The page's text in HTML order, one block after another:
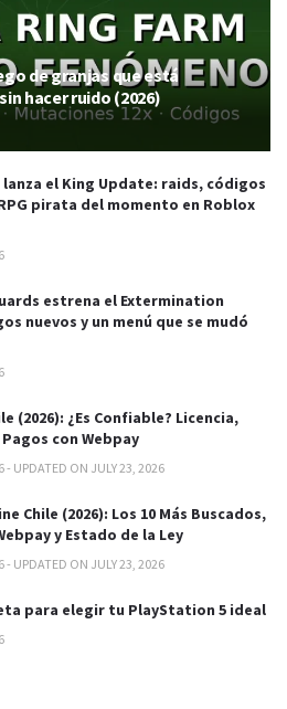
de granjas que está
hacer ruido (2026)
lanza el King Update: raids, códigos
pirata del momento en Roblox
estrena el Extermination
nuevos y un menú que se mudó
(2026): ¿Es Confiable? Licencia,
con Webpay
- UPDATED ON JULY 23, 2026
Chile (2026): Los 10 Más Buscados,
y Estado de la Ley
- UPDATED ON JULY 23, 2026
para elegir tu PlayStation 5 ideal